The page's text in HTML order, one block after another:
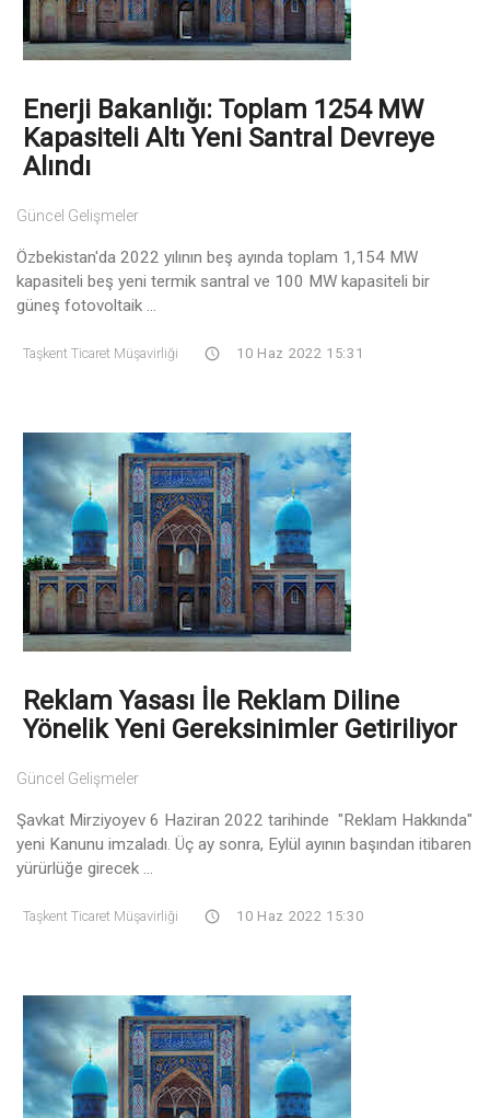
Enerji Bakanlığı: Toplam 1254 MW
Kapasiteli Altı Yeni Santral Devreye
Alındı
Güncel Gelişmeler
Özbekistan'da 2022 yılının beş ayında toplam 1,154 MW
kapasiteli beş yeni termik santral ve 100 MW kapasiteli bir
güneş fotovoltaik ...
Taşkent Ticaret Müşavirliği 10 Haz 2022 15:31
Reklam Yasası İle Reklam Diline
Yönelik Yeni Gereksinimler Getiriliyor
Güncel Gelişmeler
Şavkat Mirziyoyev 6 Haziran 2022 tarihinde "Reklam Hakkında"
yeni Kanunu imzaladı. Üç ay sonra, Eylül ayının başından itibaren
yürürlüğe girecek ...
Taşkent Ticaret Müşavirliği 10 Haz 2022 15:30